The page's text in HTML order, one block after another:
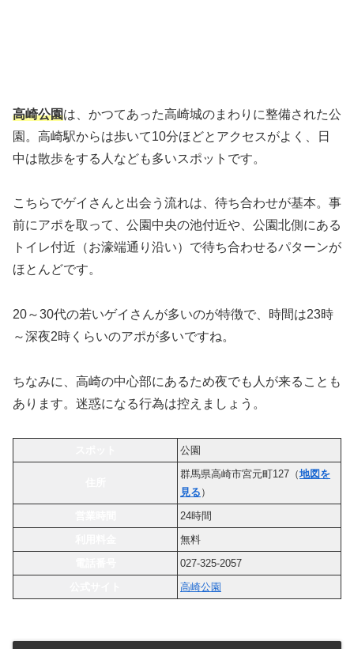
高崎公園は、かつてあった高崎城のまわりに整備された公
園。高崎駅からは歩いて10分ほどとアクセスがよく、日
中は散歩をする人なども多いスポットです。
こちらでゲイさんと出会う流れは、待ち合わせが基本。事
前にアポを取って、公園中央の池付近や、公園北側にある
トイレ付近（お濠端通り沿い）で待ち合わせるパターンが
ほとんどです。
20～30代の若いゲイさんが多いのが特徴で、時間は23時
～深夜2時くらいのアポが多いですね。
ちなみに、高崎の中心部にあるため夜でも人が来ることも
あります。迷惑になる行為は控えましょう。
公園
群馬県高崎市宮元町127（地図を
見る ）
24時間
無料
027-325-2057
高崎公園